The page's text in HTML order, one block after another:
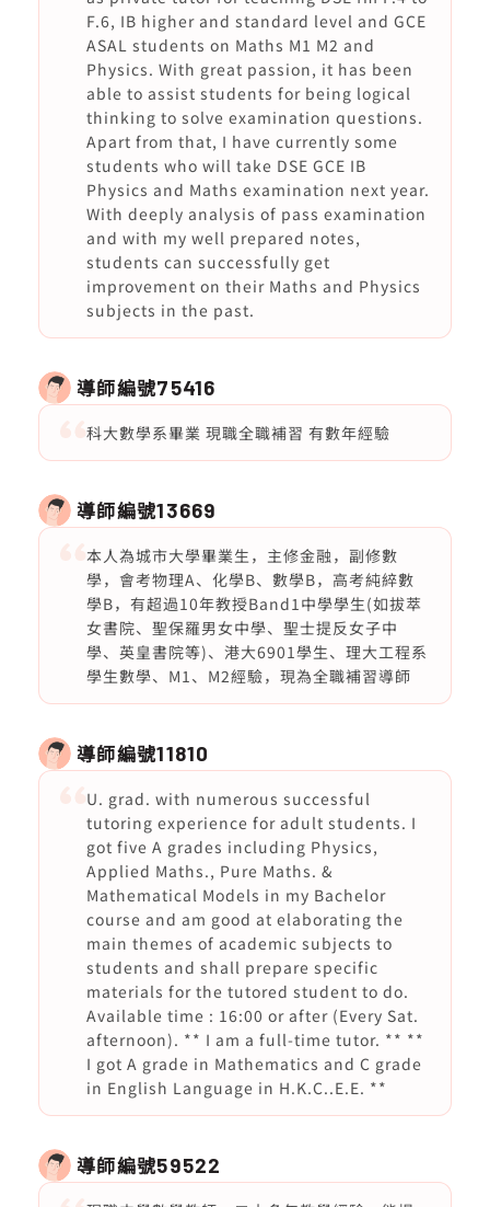
F.6, IB higher and standard level and GCE
ASAL students on Maths M1 M2 and
Physics. With great passion, it has been
able to assist students for being logical
thinking to solve examination questions.
Apart from that, I have currently some
students who will take DSE GCE IB
Physics and Maths examination next year.
With deeply analysis of pass examination
and with my well prepared notes,
students can successfully get
improvement on their Maths and Physics
subjects in the past.
導師編號75416
科大數學系畢業 現職全職補習 有數年經驗
導師編號13669
本人為城市大學畢業生，主修金融，副修數
學，會考物理A、化學B、數學B，高考純綷數
學B，有超過10年教授Band1中學學生(如拔萃
女書院、聖保羅男女中學、聖士提反女子中
學、英皇書院等)、港大6901學生、理大工程系
學生數學、M1、M2經驗，現為全職補習導師
導師編號11810
U. grad. with numerous successful
tutoring experience for adult students. I
got five A grades including Physics,
Applied Maths., Pure Maths. &
Mathematical Models in my Bachelor
course and am good at elaborating the
main themes of academic subjects to
students and shall prepare specific
materials for the tutored student to do.
Available time : 16:00 or after (Every Sat.
afternoon). ** I am a full-time tutor. ** **
I got A grade in Mathematics and C grade
in English Language in H.K.C..E.E. **
導師編號59522